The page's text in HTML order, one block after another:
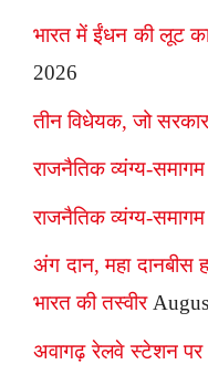
भारत में ईंधन की लूट
2026
तीन विधेयक, जो
राजनैतिक व्यंग्य-समागम
राजनैतिक व्यंग्य-समागम
अंग दान, महा दानबीस
भारत की तस्वीर
अवागढ़ रेलवे स्टेशन